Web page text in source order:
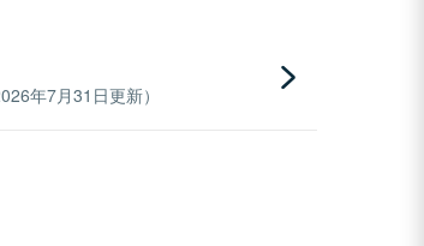
年7月31日更新）